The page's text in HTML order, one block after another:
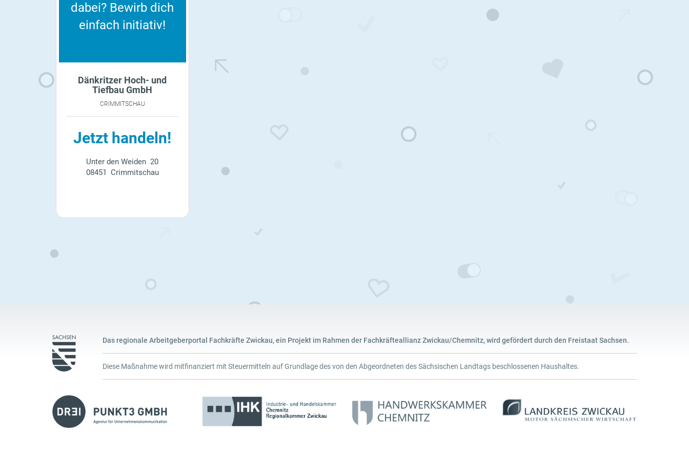
dabei? Bewirb dich
einfach initiativ!
Dänkritzer Hoch- und
Tiefbau GmbH
CRIMMITSCHAU
Jetzt handeln!
Unter den Weiden 20
08451 Crimmitschau
Das regionale Arbeitgeberportal Fachkräfte Zwickau, ein Projekt im Rahmen der Fachkräfteallianz Zwickau/Chemnitz, wird gefördert durch den Freistaat Sachsen.
Diese Maßnahme wird mitfinanziert mit Steuermitteln auf Grundlage des von den Abgeordneten des Sächsischen Landtags beschlossenen Haushaltes.